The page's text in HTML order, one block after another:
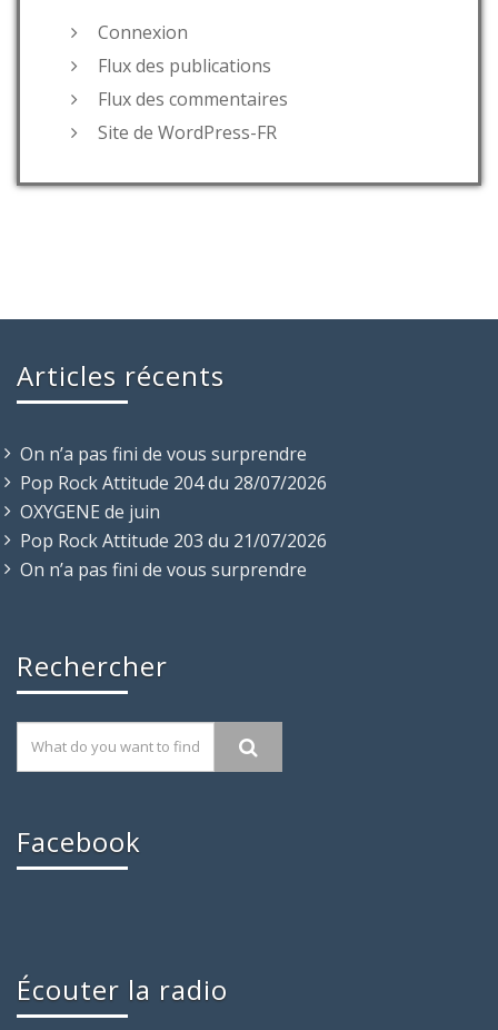
Connexion
Flux des publications
Flux des commentaires
Site de WordPress-FR
Articles récents
On n’a pas fini de vous surprendre
Pop Rock Attitude 204 du 28/07/2026
OXYGENE de juin
Pop Rock Attitude 203 du 21/07/2026
On n’a pas fini de vous surprendre
Rechercher
Facebook
Écouter la radio